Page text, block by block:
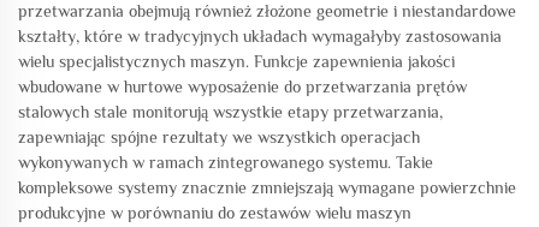
przetwarzania obejmują również złożone geometrie i niestandardowe
kształty, które w tradycyjnych układach wymagałyby zastosowania
wielu specjalistycznych maszyn. Funkcje zapewnienia jakości
wbudowane w hurtowe wyposażenie do przetwarzania prętów
stalowych stale monitorują wszystkie etapy przetwarzania,
zapewniając spójne rezultaty we wszystkich operacjach
wykonywanych w ramach zintegrowanego systemu. Takie
kompleksowe systemy znacznie zmniejszają wymagane powierzchnie
produkcyjne w porównaniu do zestawów wielu maszyn